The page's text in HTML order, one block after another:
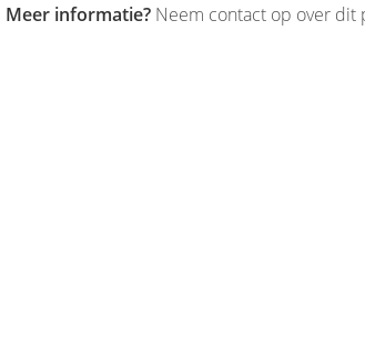
Meer informatie? Neem contact op over dit